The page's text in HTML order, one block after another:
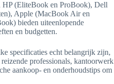
(EliteBook en ProBook), Dell
Apple (MacBook Air en
bieden uiteenlopende
en budgetten.
specificaties echt belangrijk zijn,
professionals, kantoorwerk
aankoop- en onderhoudstips om